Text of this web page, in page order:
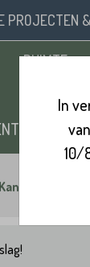
PROJECTEN
RUIMTE
Kandla Gres
In
10/